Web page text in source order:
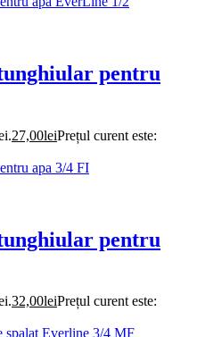
pentru
27,00leiPrețul curent este:
pentru
32,00leiPrețul curent este: